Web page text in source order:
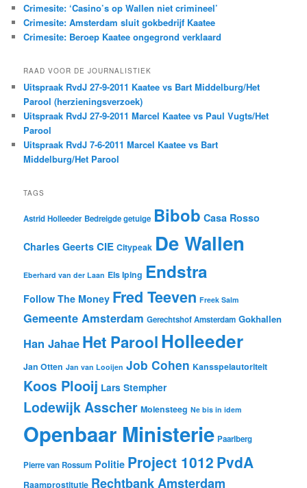
Crimesite: ‘Casino’s op Wallen niet crimineel’
Crimesite: Amsterdam sluit gokbedrijf Kaatee
Crimesite: Beroep Kaatee ongegrond verklaard
RAAD VOOR DE JOURNALISTIEK
Uitspraak RvdJ 27-9-2011 Kaatee vs Bart Middelburg/Het
Parool (herzieningsverzoek)
Uitspraak RvdJ 27-9-2011 Marcel Kaatee vs Paul Vugts/Het
Parool
Uitspraak RvdJ 7-6-2011 Marcel Kaatee vs Bart
Middelburg/Het Parool
TAGS
Astrid Holleeder Bedreigde getuige Bibob Casa Rosso
Charles Geerts CIE Citypeak De Wallen
Eberhard van der Laan Els Iping Endstra
Follow The Money Fred Teeven Freek Salm
Gemeente Amsterdam Gerechtshof Amsterdam Gokhallen
Han Jahae Het ParoolHolleeder
Jan Otten Jan van Looijen Job Cohen Kansspelautoriteit
Koos Plooij Lars Stempher
Lodewijk Asscher Molensteeg Ne bis in idem
Openbaar Ministerie Paarlberg
Pierre van Rossum Politie Project 1012 PvdA
Raamprostitutie Rechtbank Amsterdam